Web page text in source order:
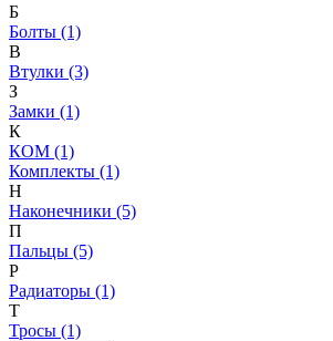
Б
Болты (1)
В
Втулки (3)
З
Замки (1)
К
КОМ (1)
Комплекты (1)
Н
Наконечники (5)
П
Пальцы (5)
Р
Радиаторы (1)
Т
Тросы (1)